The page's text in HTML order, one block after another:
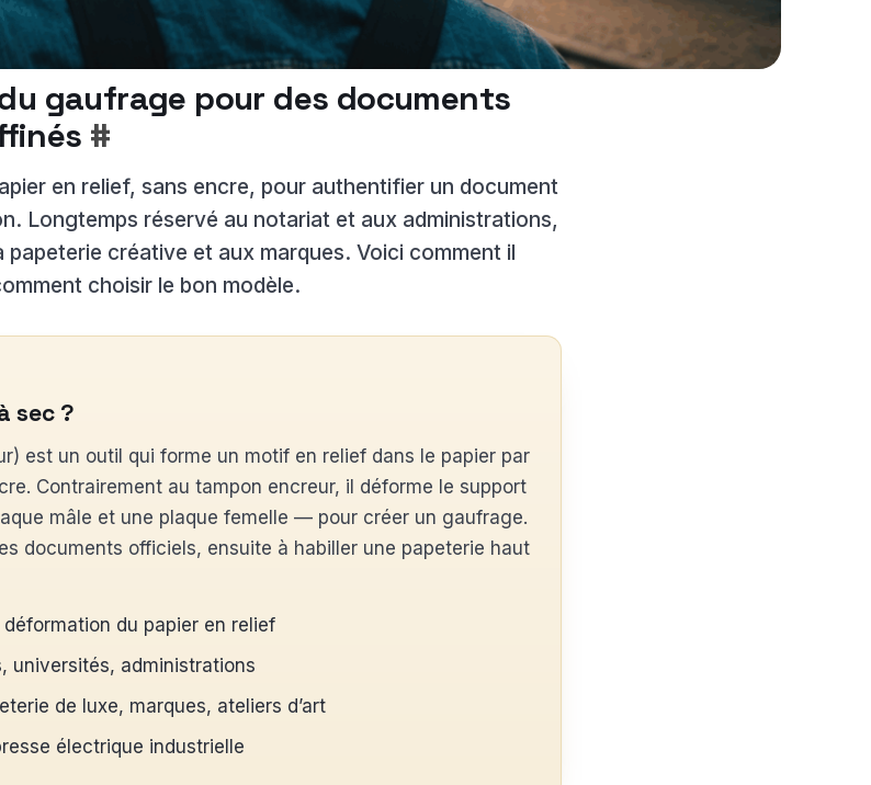
gaufrage pour des documents
#
en relief, sans encre, pour authentifier un document
Longtemps réservé au notariat et aux administrations,
papeterie créative et aux marques. Voici comment il
choisir le bon modèle.
sec ?
est un outil qui forme un motif en relief dans le papier par
Contrairement au tampon encreur, il déforme le support
mâle et une plaque femelle — pour créer un gaufrage.
documents officiels, ensuite à habiller une papeterie haut
du papier en relief
universités, administrations
de luxe, marques, ateliers d’art
électrique industrielle